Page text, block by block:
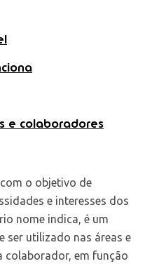
e colaboradores
o objetivo de
e interesses dos
nome indica, é um
ser utilizado nas áreas e
colaborador, em função